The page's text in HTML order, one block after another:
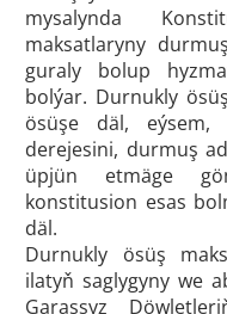
mysalynda
maksatlaryny
guraly bolup
bolýar. Durnukly
ösüşe däl, eýsem,
derejesini, durmuş
üpjün etmäge
konstitusion esas
däl.
Durnukly ösüş
ilatyň saglygyny we
Garaşsyz